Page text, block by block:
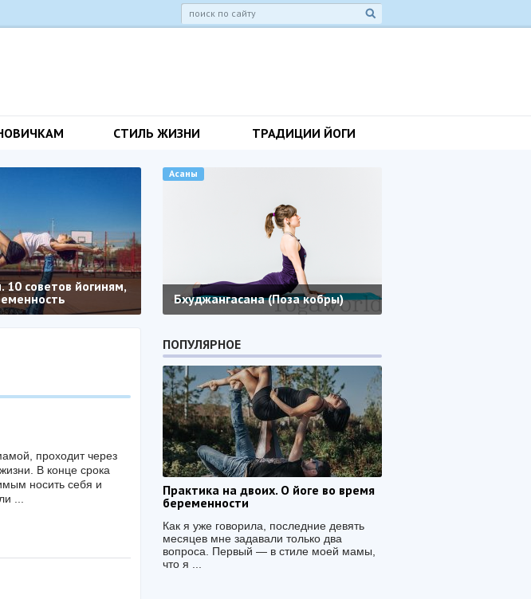
СТИЛЬ ЖИЗНИ ТРАДИЦИИ ЙОГИ
Бхуджангасана (Поза кобры)
Асаны
советов йогиням,
проходит через
В конце срока
носить себя и
...
ПОПУЛЯРНОЕ
Практика на двоих. О йоге во время
беременности
Как я уже говорила, последние девять
месяцев мне задавали только два
вопроса. Первый — в стиле моей мамы,
что я ...